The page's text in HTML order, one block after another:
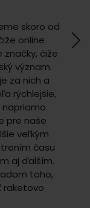
skoro od
online
čiže
význam.
za nich a
rýchlejšie,
pre naše
veľkým
času
aj ďalším.
toho,
raketovo